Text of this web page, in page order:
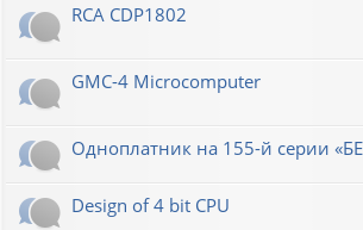
RCA CDP1802
GMC-4 Microcomputer
Одноплатник на 155-й серии
Design of 4 bit CPU